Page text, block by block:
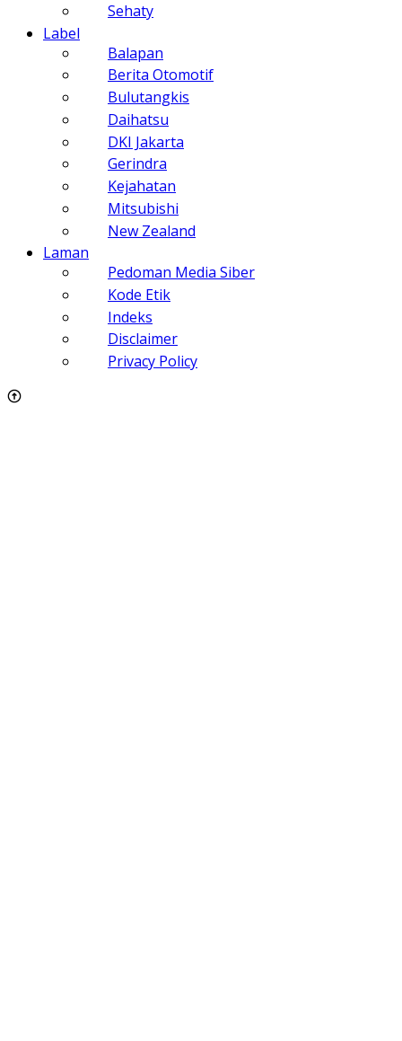
Sehaty
Label
Balapan
Berita Otomotif
Bulutangkis
Daihatsu
DKI Jakarta
Gerindra
Kejahatan
Mitsubishi
New Zealand
Laman
Pedoman Media Siber
Kode Etik
Indeks
Disclaimer
Privacy Policy